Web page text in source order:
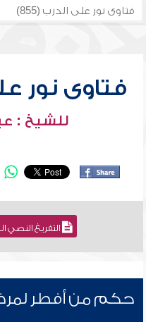
فتاوى نور على الدرب (855)
فتاوى نور
للشيخ :
التفريغ النصي
حكم من أفطر